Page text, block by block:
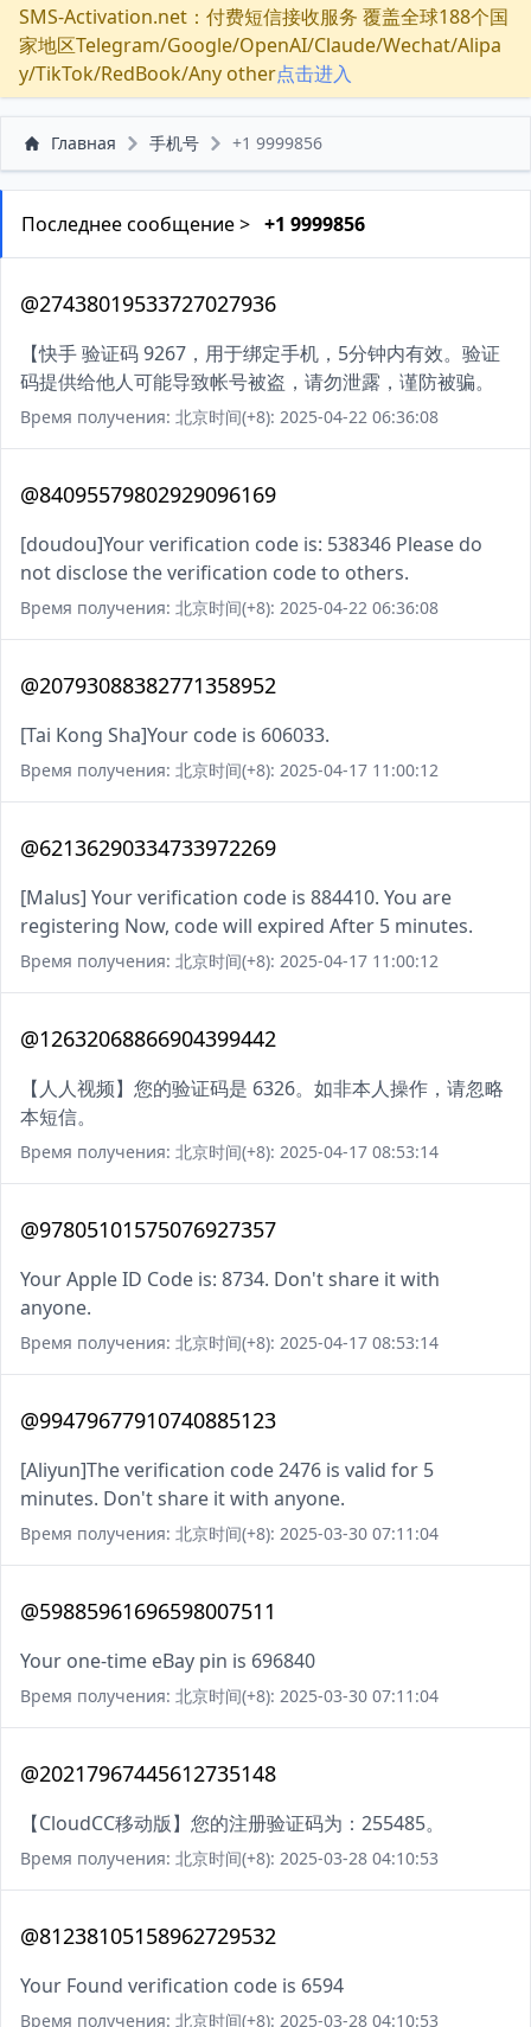
SMS-Activation.net：付费短信接收服务 覆盖全球188个国
家地区Telegram/Google/OpenAI/Claude/Wechat/Alipa
y/TikTok/RedBook/Any other点击进入
Главная 手机号 +1 9999856
Последнее сообщение > +1 9999856
@27438019533727027936
【快手 验证码 9267，用于绑定手机，5分钟内有效。验证
码提供给他人可能导致帐号被盗，请勿泄露，谨防被骗。
Время получения: 北京时间(+8): 2025-04-22 06:36:08
@84095579802929096169
[doudou]Your verification code is: 538346 Please do
not disclose the verification code to others.
Время получения: 北京时间(+8): 2025-04-22 06:36:08
@20793088382771358952
[Tai Kong Sha]Your code is 606033.
Время получения: 北京时间(+8): 2025-04-17 11:00:12
@62136290334733972269
[Malus] Your verification code is 884410. You are
registering Now, code will expired After 5 minutes.
Время получения: 北京时间(+8): 2025-04-17 11:00:12
@12632068866904399442
【人人视频】您的验证码是 6326。如非本人操作，请忽略
本短信。
Время получения: 北京时间(+8): 2025-04-17 08:53:14
@97805101575076927357
Your Apple ID Code is: 8734. Don't share it with
anyone.
Время получения: 北京时间(+8): 2025-04-17 08:53:14
@99479677910740885123
[Aliyun]The verification code 2476 is valid for 5
minutes. Don't share it with anyone.
Время получения: 北京时间(+8): 2025-03-30 07:11:04
@59885961696598007511
Your one-time eBay pin is 696840
Время получения: 北京时间(+8): 2025-03-30 07:11:04
@20217967445612735148
【CloudCC移动版】您的注册验证码为：255485。
Время получения: 北京时间(+8): 2025-03-28 04:10:53
@81238105158962729532
Your Found verification code is 6594
Время получения: 北京时间(+8): 2025-03-28 04:10:53